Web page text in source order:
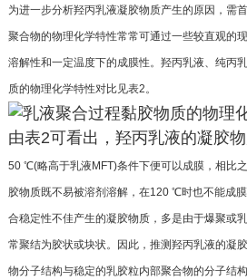
为进一步分析羟丙乳液凝胶物质产生的原因， 需
聚合物的物理化学特性常常可通过一些较直观的
溶解性和一定温度下的成膜性。羟丙乳液、纯丙
质的物理化学特性对比见表2。
由表2可看出，羟丙乳液的凝胶
50 ℃(略高于乳液MFT)条件下便可以成膜，相比
胶物质既不易被溶剂溶解，在120 ℃时也不能成
合稳定性不佳产生的凝胶物质，多是由于爆聚或
常聚结为胶状或块状。因此，推测羟丙乳液的凝
物分子结构与稳定的乳胶粒内部聚合物的分子结构